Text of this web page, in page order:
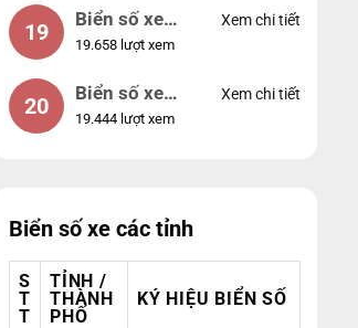
19
Biển số xe
99998
19.658 lượt xem
Xem chi tiết
20
Biển số xe
25525
19.444 lượt xem
Xem chi tiết
Biển số xe các tỉnh
S
T
T
TỈNH /
THÀNH
PHỐ
KÝ HIỆU BIỂN SỐ